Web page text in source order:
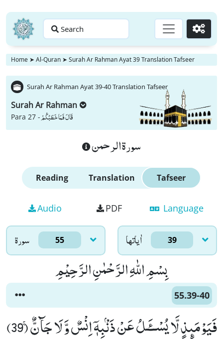
Search Go
Home ➤ Al-Quran ➤ Surah Ar Rahman Ayat 39 Translation Tafseer
Surah Ar Rahman Ayat 39-40 Translation Tafseer
Surah Ar Rahman
Para 27 -قَالَ فَمَا خَطْبُكُمْ
سورة الرحمن
Reading Translation Tafseer
Audio PDF Language
سورۃ 55 اٰياتها 39
بِسْمِ اللّٰهِ الرَّحْمٰنِ الرَّحِیْمِ
55.39-40
فَیَوْمَىٕذٍ لَّا یُسْــٴَـلُ عَنْ ذَنْۢبِهٖۤ اِنْسٌ وَّ لَا جَآنٌّۚ (39)